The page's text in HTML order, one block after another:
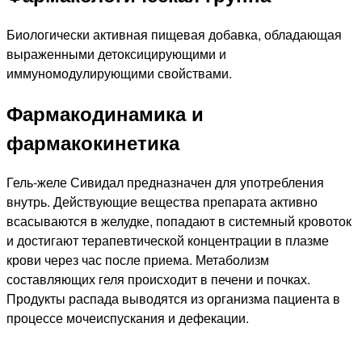
Биологически активная пищевая добавка, обладающая
выраженными детоксицирующими и
иммуномодулирующими свойствами.
Фармакодинамика и
фармакокинетика
Гель-желе Сивидал предназначен для употребления
внутрь. Действующие вещества препарата активно
всасываются в желудке, попадают в системный кровоток
и достигают терапевтической концентрации в плазме
крови через час после приема. Метаболизм
составляющих геля происходит в печени и почках.
Продукты распада выводятся из организма пациента в
процессе мочеиспускания и дефекации.